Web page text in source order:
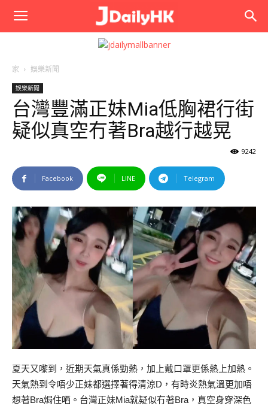
JPhoto
家 娛樂新聞
娛樂新聞
台灣豐滿正妹Mia低胸裙行街
疑似真空冇著Bra越行越晃
9242
Facebook LINE Telegram
夏天又嚟到，近期天氣真係勁熱，加上戴口罩更係熱上加熱。
天氣熱到令唔少正妹都選擇著得清涼D，有時炎熱氣溫更加唔
想著Bra焗住哂。台灣正妹Mia就疑似冇著Bra，真空身穿深色